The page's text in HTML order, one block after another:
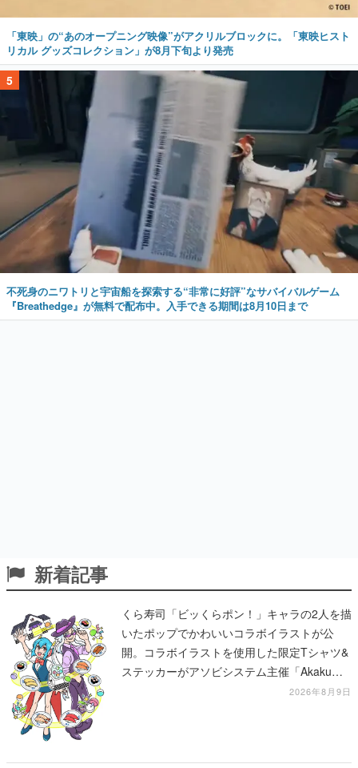
「東映」の“あのオープニング映像”がアクリルブロックに。「東映ヒスト
リカル グッズコレクション」が8月下旬より発売
5
不死身のニワトリと宇宙船を探索する“非常に好評”なサバイバルゲーム
『Breathedge』が無料で配布中。入手できる期間は8月10日まで
新着記事
くら寿司「ビッくらポン！」キャラの2人を描
いたポップでかわいいコラボイラストが公
開。コラボイラストを使用した限定Tシャツ&
ステッカーがアソビシステム主催「Akaku
2026年8月9日